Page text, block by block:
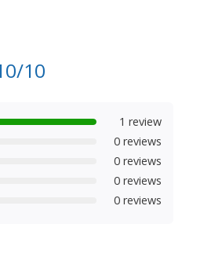
10
1 review
0 reviews
0 reviews
0 reviews
0 reviews